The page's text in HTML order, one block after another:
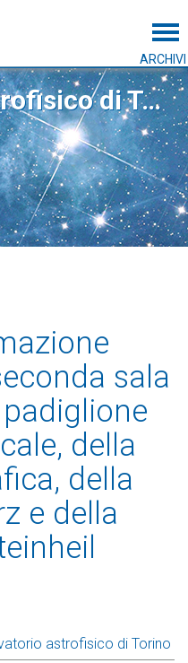
ARCHIVI
Osservatorio astrofisico di Torino
sala
della
della
e della
astrofisico di Torino